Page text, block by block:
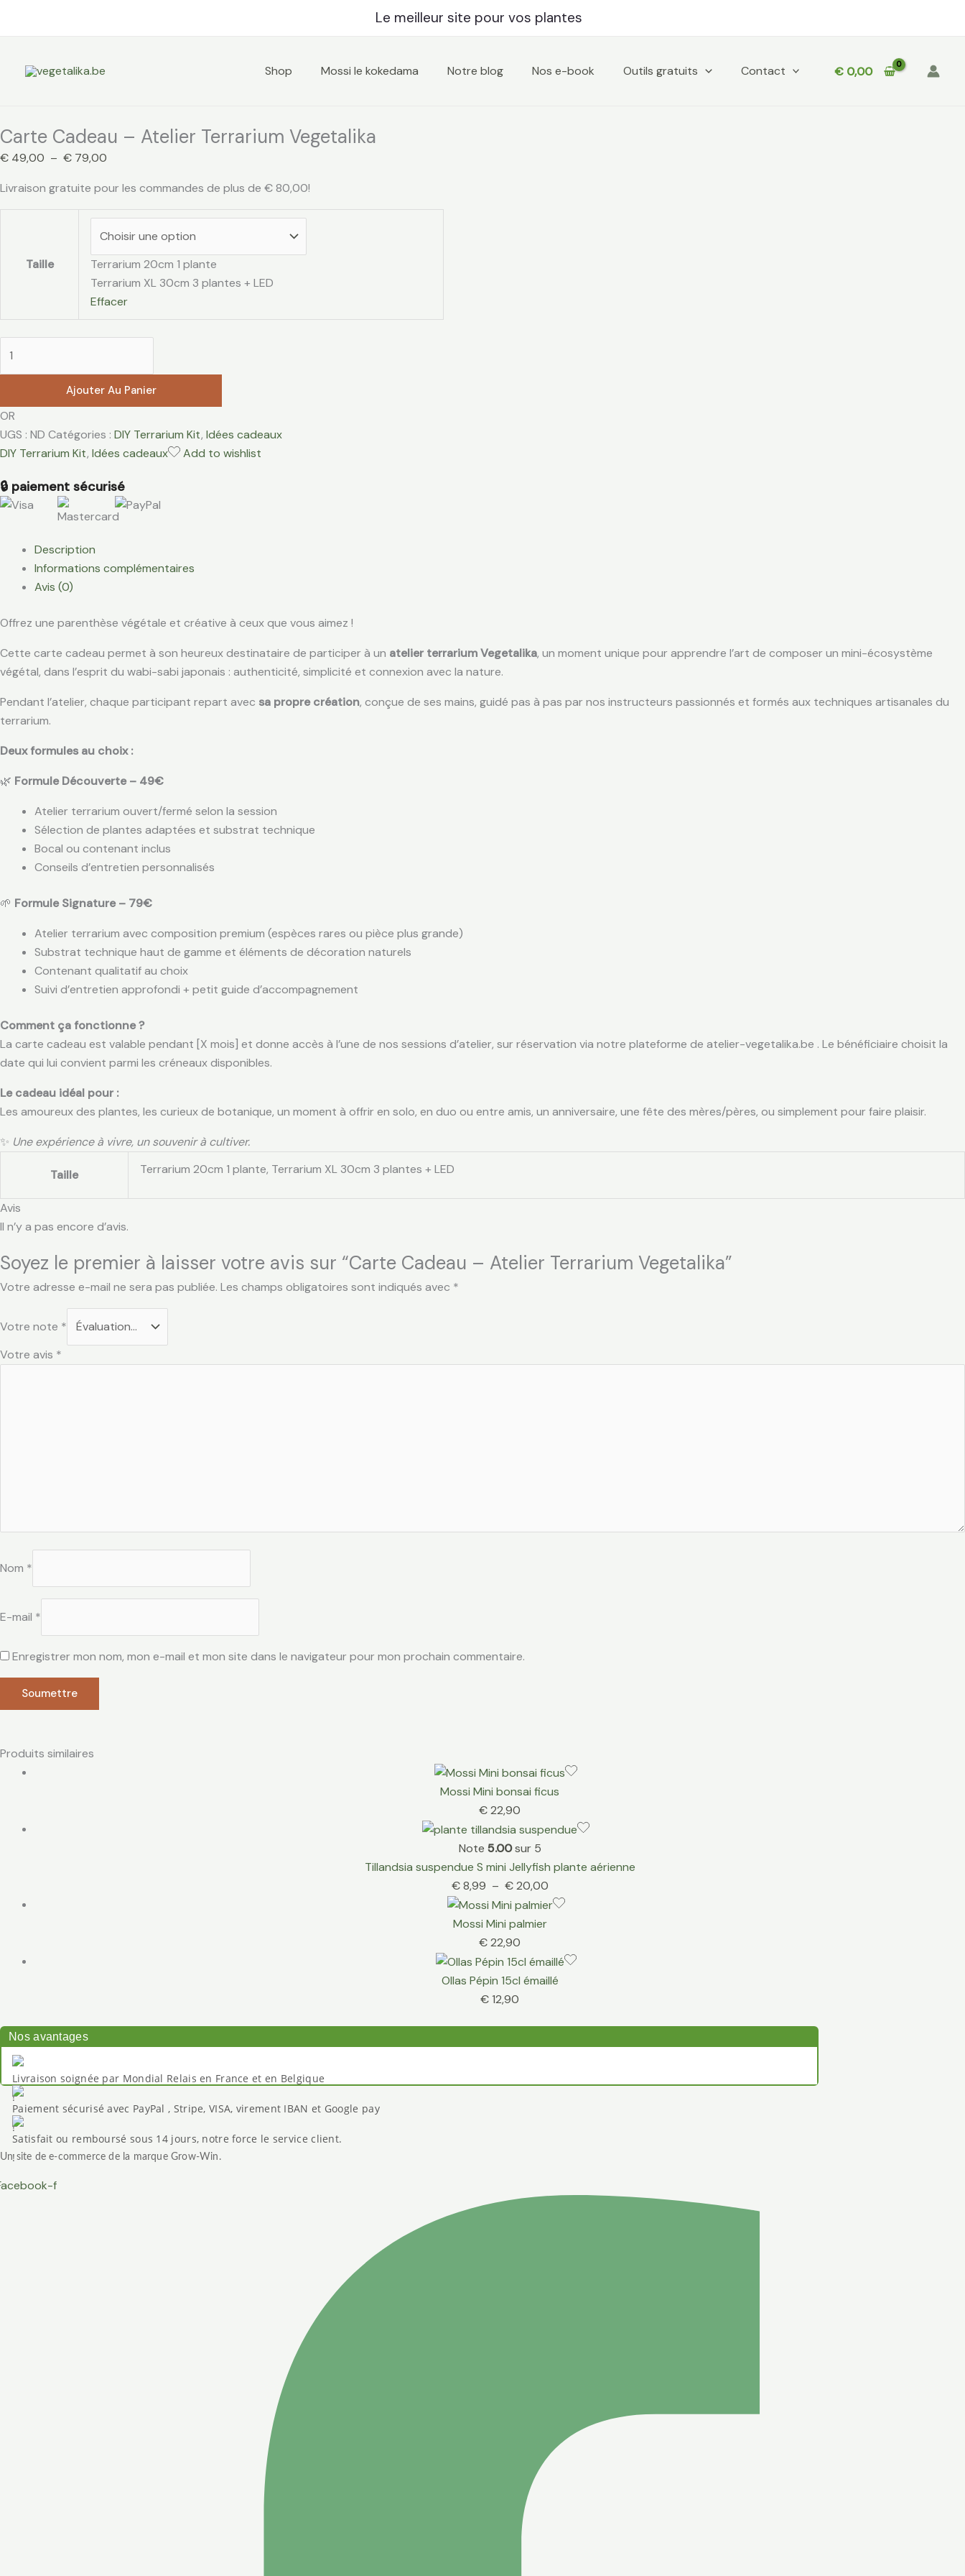
Le meilleur site pour vos plantes
Shop Mossi le kokedama Notre blog Nos e-book Outils gratuits Contact €0,00
Carte Cadeau – Atelier Terrarium Vegetalika
€ 49,00 – € 79,00
Livraison gratuite pour les commandes de plus de €80,00!
Taille
Terrarium 20cm 1 plante
Terrarium XL 30cm 3 plantes + LED
Effacer
Cadeau
Vegetalika
Ajouter Au Panier
OR
UGS : ND Catégories : DIY Terrarium Kit, Idées cadeaux
DIY Terrarium Kit, Idées cadeaux Add to wishlist
🔒 paiement sécurisé
Description
Informations complémentaires
Avis (0)
Offrez une parenthèse végétale et créative à ceux que vous aimez !
Cette carte cadeau permet à son heureux destinataire de participer à un atelier terrarium Vegetalika, un moment unique pour apprendre l’art de composer un mini-écosystème
végétal, dans l’esprit du wabi-sabi japonais : authenticité, simplicité et connexion avec la nature.
Pendant l’atelier, chaque participant repart avec sa propre création, conçue de ses mains, guidé pas à pas par nos instructeurs passionnés et formés aux techniques artisanales du
terrarium.
Deux formules au choix :
🌿 Formule Découverte – 49€
Atelier terrarium ouvert/fermé selon la session
Sélection de plantes adaptées et substrat technique
Bocal ou contenant inclus
Conseils d’entretien personnalisés
🌱 Formule Signature – 79€
Atelier terrarium avec composition premium (espèces rares ou pièce plus grande)
Substrat technique haut de gamme et éléments de décoration naturels
Contenant qualitatif au choix
Suivi d’entretien approfondi + petit guide d’accompagnement
Comment ça fonctionne ?
La carte cadeau est valable pendant [X mois] et donne accès à l’une de nos sessions d’atelier, sur réservation via notre plateforme de atelier-vegetalika.be . Le bénéficiaire choisit la
date qui lui convient parmi les créneaux disponibles.
Le cadeau idéal pour :
Les amoureux des plantes, les curieux de botanique, un moment à offrir en solo, en duo ou entre amis, un anniversaire, une fête des mères/pères, ou simplement pour faire plaisir.
✨ Une expérience à vivre, un souvenir à cultiver.
Taille Terrarium 20cm 1 plante, Terrarium XL 30cm 3 plantes + LED
Avis
Il n’y a pas encore d’avis.
Soyez le premier à laisser votre avis sur “Carte Cadeau – Atelier Terrarium Vegetalika”
Votre adresse e-mail ne sera pas publiée. Les champs obligatoires sont indiqués avec *
Votre note *
Votre avis *
Nom *
E-mail *
Enregistrer mon nom, mon e-mail et mon site dans le navigateur pour mon prochain commentaire.
Produits similaires
Mossi Mini bonsai ficus
€22,90
Note 5.00sur 5
Tillandsia suspendue S mini Jellyfish plante aérienne
€8,99 – €20,00
de
€ 8,99
Mossi Mini palmier
€22,90
Ollas Pépin 15cl émaillé
€12,90
Nos avantages
Livraison soignée par Mondial Relais en France et en Belgique
Paiement sécurisé avec PayPal , Stripe, VISA, virement IBAN et Google pay
Satisfait ou remboursé sous 14 jours, notre force le service client.
Un site de e-commerce de la marque Grow-Win.
f